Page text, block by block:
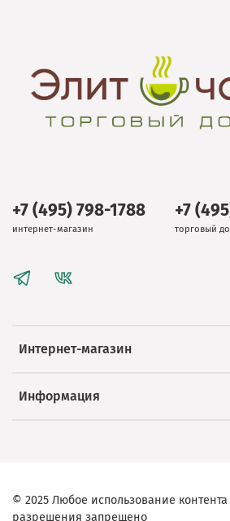
Интернет-магазин
Информация
+7 (495) 798-1788
интернет-магазин
+7
торговый
© 2025 Любое использование
разрешения запрещено